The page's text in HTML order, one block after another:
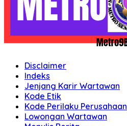
Disclaimer
Indeks
Jenjang Karir Wartawan
Kode Etik
Kode Perilaku Perusahaan
Lowongan Wartawan